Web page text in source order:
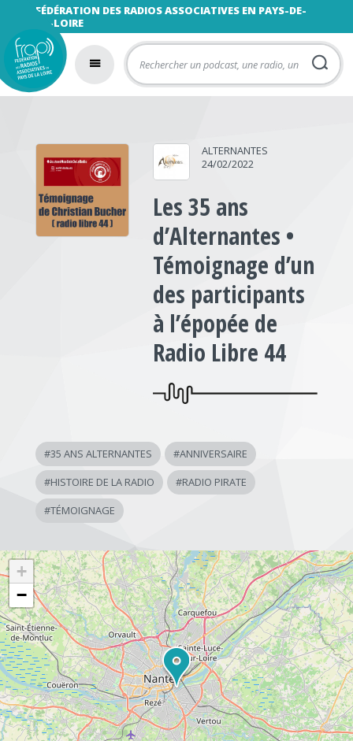
FÉDÉRATION DES RADIOS ASSOCIATIVES EN PAYS-DE-
LA-LOIRE
ALTERNANTES
24/02/2022
Les 35 ans
d’Alternantes •
Témoignage d’un
des participants
à l’épopée de
Radio Libre 44
#35 ANS ALTERNANTES #ANNIVERSAIRE
#HISTOIRE DE LA RADIO #RADIO PIRATE
#TÉMOIGNAGE
+
−